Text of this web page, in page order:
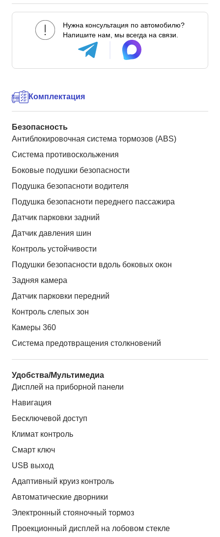
Нужна консультация по автомобилю?
Напишите нам, мы всегда на связи.
Комплектация
Безопасность
Антиблокировочная система тормозов (ABS)
Система противоскольжения
Боковые подушки безопасности
Подушка безопасноти водителя
Подушка безопасноти переднего пассажира
Датчик парковки задний
Датчик давления шин
Контроль устойчивости
Подушки безопасности вдоль боковых окон
Задняя камера
Датчик парковки передний
Контроль слепых зон
Камеры 360
Система предотвращения столкновений
Удобства/Мультимедиа
Дисплей на приборной панели
Навигация
Бесключевой доступ
Климат контроль
Смарт ключ
USB выход
Адаптивный круиз контроль
Автоматические дворники
Электронный стояночный тормоз
Проекционный дисплей на лобовом стекле